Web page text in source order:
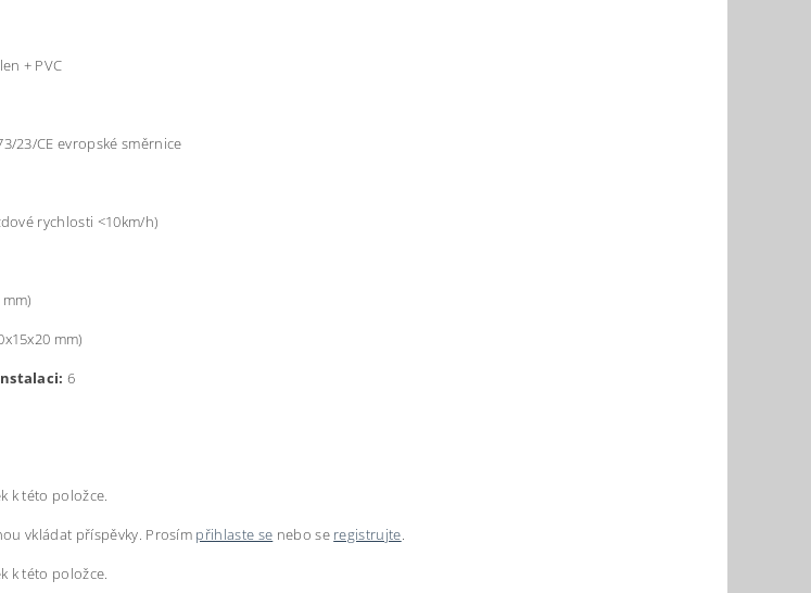
+ PVC
23/CE evropské směrnice
rychlosti <10km/h)
mm)
6
k této položce.
vkládat příspěvky. Prosím přihlaste se nebo se registrujte.
k této položce.